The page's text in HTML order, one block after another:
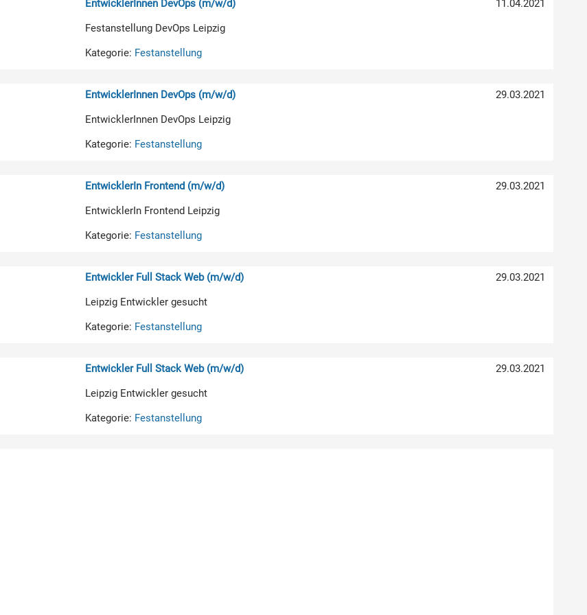
11.04.2021
EntwicklerInnen DevOps (m/w/d)
Festanstellung DevOps Leipzig
Kategorie: Festanstellung
29.03.2021
EntwicklerInnen DevOps (m/w/d)
EntwicklerInnen DevOps Leipzig
Kategorie: Festanstellung
29.03.2021
EntwicklerIn Frontend (m/w/d)
EntwicklerIn Frontend Leipzig
Kategorie: Festanstellung
29.03.2021
Entwickler Full Stack Web (m/w/d)
Leipzig Entwickler gesucht
Kategorie: Festanstellung
29.03.2021
Entwickler Full Stack Web (m/w/d)
Leipzig Entwickler gesucht
Kategorie: Festanstellung